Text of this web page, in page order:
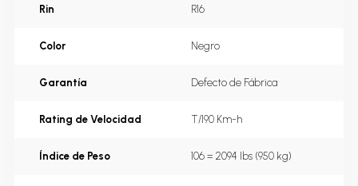
Rin R16
Color Negro
Garantía Defecto de Fábrica
Rating de Velocidad T/190 Km-h
Índice de Peso 106 = 2094 lbs (950 kg)